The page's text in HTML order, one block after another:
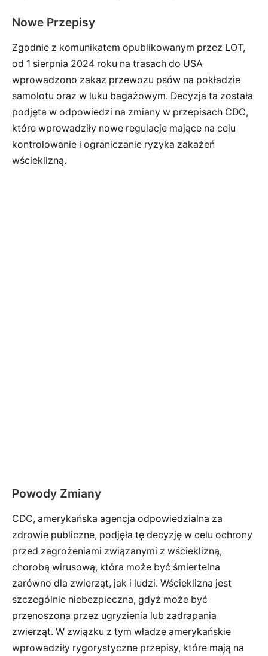
Nowe Przepisy
Zgodnie z komunikatem opublikowanym przez LOT,
od 1 sierpnia 2024 roku na trasach do USA
wprowadzono zakaz przewozu psów na pokładzie
samolotu oraz w luku bagażowym. Decyzja ta została
podjęta w odpowiedzi na zmiany w przepisach CDC,
które wprowadziły nowe regulacje mające na celu
kontrolowanie i ograniczanie ryzyka zakażeń
wścieklizną.
Powody Zmiany
CDC, amerykańska agencja odpowiedzialna za
zdrowie publiczne, podjęła tę decyzję w celu ochrony
przed zagrożeniami związanymi z wścieklizną,
chorobą wirusową, która może być śmiertelna
zarówno dla zwierząt, jak i ludzi. Wścieklizna jest
szczególnie niebezpieczna, gdyż może być
przenoszona przez ugryzienia lub zadrapania
zwierząt. W związku z tym władze amerykańskie
wprowadziły rygorystyczne przepisy, które mają na